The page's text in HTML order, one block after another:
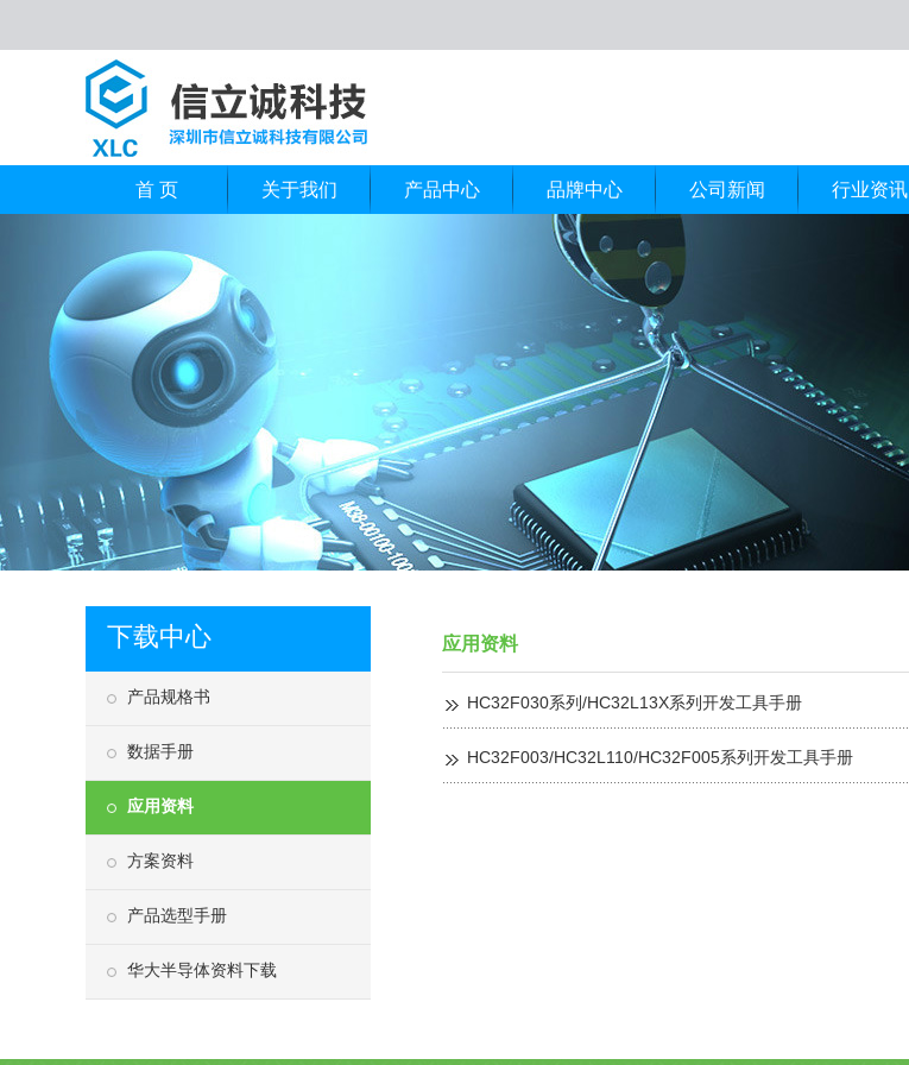
首 页 关于我们 产品中心 品牌中心 公司新闻 行业资讯
下载中心
产品规格书
数据手册
应用资料
方案资料
产品选型手册
华大半导体资料下载
应用资料
HC32F030系列/HC32L13X系列开发工具手册
HC32F003/HC32L110/HC32F005系列开发工具手册